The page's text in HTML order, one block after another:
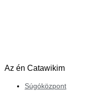
Az én Catawikim
Súgóközpont